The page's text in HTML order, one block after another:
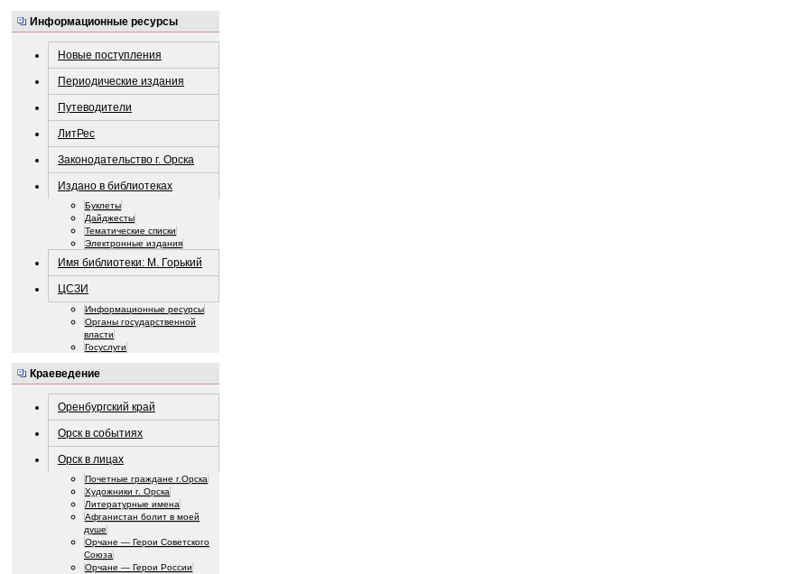
Информационные ресурсы
Новые поступления
Периодические издания
Путеводители
ЛитРес
Законодательство г. Орска
Издано в библиотеках
Буклеты
Дайджесты
Тематические списки
Электронные издания
Имя библиотеки: М. Горький
ЦСЗИ
Информационные ресурсы
Органы государственной
власти
Госуслуги
Краеведение
Оренбургский край
Орск в событиях
Орск в лицах
Почетные граждане г.Орска
Художники г. Орска
Литературные имена
Афганистан болит в моей
душе
Орчане — Герои Советского
Союза
Орчане — Герои России